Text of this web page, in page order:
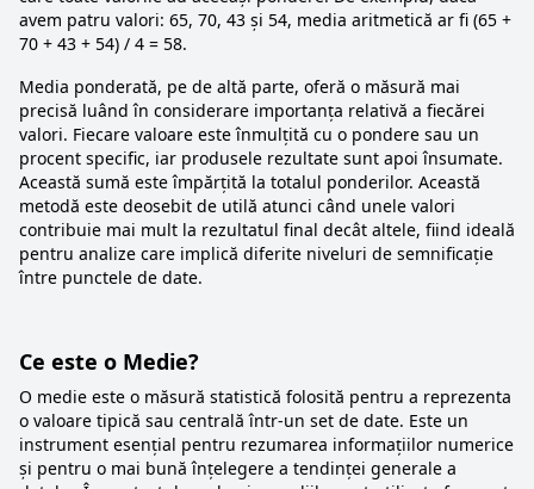
avem patru valori: 65, 70, 43 și 54, media aritmetică ar fi (65 +
70 + 43 + 54) / 4 = 58.
Media ponderată, pe de altă parte, oferă o măsură mai
precisă luând în considerare importanța relativă a fiecărei
valori. Fiecare valoare este înmulțită cu o pondere sau un
procent specific, iar produsele rezultate sunt apoi însumate.
Această sumă este împărțită la totalul ponderilor. Această
metodă este deosebit de utilă atunci când unele valori
contribuie mai mult la rezultatul final decât altele, fiind ideală
pentru analize care implică diferite niveluri de semnificație
între punctele de date.
Ce este o Medie?
O medie este o măsură statistică folosită pentru a reprezenta
o valoare tipică sau centrală într-un set de date. Este un
instrument esențial pentru rezumarea informațiilor numerice
și pentru o mai bună înțelegere a tendinței generale a